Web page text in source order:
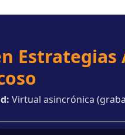
Virtual asincrónica